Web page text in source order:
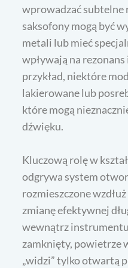
wprowadzać subtelne
saksofony mogą być
metali lub mieć
wpływają na
przykład, niektóre
lakierowane lub
które mogą
dźwięku.
Kluczową rolę w
odgrywa system
rozmieszczone
zmianę efektywnej
wewnątrz
zamknięty, powietrze
„widzi” tylko otwartą